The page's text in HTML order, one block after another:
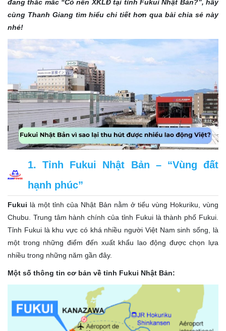
đang thắc mắc “Có nên XKLĐ tại tỉnh Fukui Nhật Bản?”, hãy
cùng Thanh Giang tìm hiểu chi tiết hơn qua bài chia sẻ này
nhé!
1. Tỉnh Fukui Nhật Bản – “Vùng đất
hạnh phúc”
Fukui là một tỉnh của Nhật Bản nằm ở tiểu vùng Hokuriku, vùng
Chubu. Trung tâm hành chính của tỉnh Fukui là thành phố Fukui.
Tỉnh Fukui là khu vực có khá nhiều người Việt Nam sinh sống, là
một trong những điểm đến xuất khẩu lao động được chọn lựa
nhiều trong những năm gần đây.
Một số thông tin cơ bản về tỉnh Fukui Nhật Bản: